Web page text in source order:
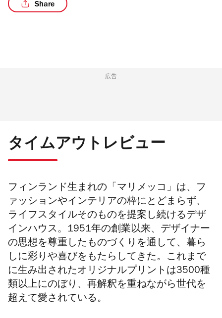
Share
広告
タイムアウトレビュー
フィンランド生まれの 「マリメッコ」 は、フ
ァッションやインテリアの枠にとどまらず、
ライフスタイルそのものを提案し続けるデザ
インハウス。 1951年の創業以来、デザイナー
の思想を尊重したものづくりを通して、暮ら
しに彩りや喜びをもたらしてきた。これまで
に生み出されたオリジナルプリントは3500種
類以上にのぼり、再解釈を重ねながら世代を
超えて愛されている。